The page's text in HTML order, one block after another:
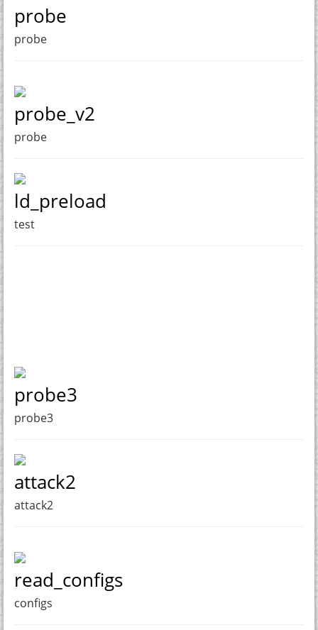
probe
probe
probe_v2
probe
ld_preload
test
probe3
probe3
attack2
attack2
read_configs
configs